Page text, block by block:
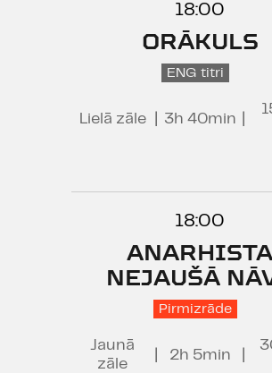
18:00
ORĀKULS
ENG titri
Lielā zāle 3h 40min
18:00
ANARHISTA
NEJAUŠĀ
Pirmizrāde
Jaunā
zāle
2h 5min